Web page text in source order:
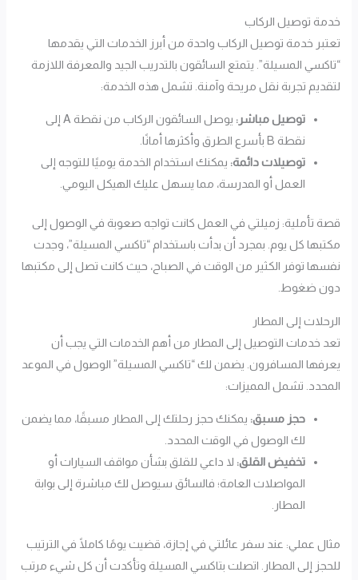
خدمة توصيل الركاب
تعتبر خدمة توصيل الركاب واحدة من أبرز الخدمات التي يقدمها
“تاكسي المسيلة”. يتمتع السائقون بالتدريب الجيد والمعرفة اللازمة
لتقديم تجربة نقل مريحة وآمنة. تشمل هذه الخدمة:
توصيل مباشر:
يوصل السائقون الركاب من نقطة A إلى
نقطة B بأسرع الطرق وأكثرها أمانًا.
توصيلات دائمة: يمكنك استخدام الخدمة يوميًا للتوجه إلى
العمل أو المدرسة، مما يسهل عليك الهيكل اليومي.
قصة تأملية: زميلتي في العمل كانت تواجه صعوبة في الوصول إلى
مكتبها كل يوم. بمجرد أن بدأت باستخدام “تاكسي المسيلة”، وجدت
نفسها توفر الكثير من الوقت في الصباح، حيث كانت تصل إلى مكتبها
دون ضغوط.
الرحلات إلى المطار
تعد خدمات التوصيل إلى المطار من أهم الخدمات التي يجب أن
يعرفها المسافرون. يضمن لك “تاكسي المسيلة” الوصول في الموعد
المحدد. تشمل المميزات:
حجز مسبق: يمكنك حجز رحلتك إلى المطار مسبقًا، مما يضمن
لك الوصول في الوقت المحدد.
تخفيض القلق: لا داعي للقلق بشأن مواقف السيارات أو
المواصلات العامة؛ فالسائق سيوصل لك مباشرة إلى بوابة
المطار.
مثال عملي: عند سفر عائلتي في إجازة، قضيت يومًا كاملًا في الترتيب
للحجز إلى المطار. اتصلت بتاكسي المسيلة وتأكدت أن كل شيء مرتب